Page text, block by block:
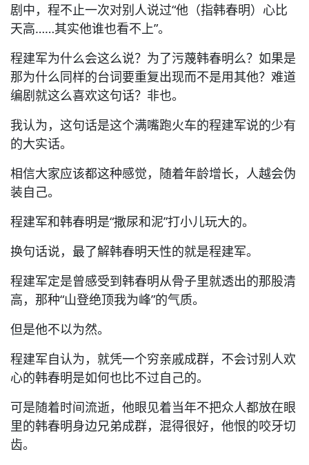
剧中，程不止一次对别人说过“他（指韩春明）心比
天高……其实他谁也看不上”。
程建军为什么会这么说？为了污蔑韩春明么？如果是
那为什么同样的台词要重复出现而不是用其他？难道
编剧就这么喜欢这句话？非也。
我认为，这句话是这个满嘴跑火车的程建军说的少有
的大实话。
相信大家应该都这种感觉，随着年龄增长，人越会伪
装自己。
程建军和韩春明是“撒尿和泥”打小儿玩大的。
换句话说，最了解韩春明天性的就是程建军。
程建军定是曾感受到韩春明从骨子里就透出的那股清
高，那种“山登绝顶我为峰”的气质。
但是他不以为然。
程建军自认为，就凭一个穷亲戚成群，不会讨别人欢
心的韩春明是如何也比不过自己的。
可是随着时间流逝，他眼见着当年不把众人都放在眼
里的韩春明身边兄弟成群，混得很好，他恨的咬牙切
齿。